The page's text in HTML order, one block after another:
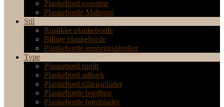
Plankebord rosentræ
Plankeborde Mahogni
Stil
Rustikke plankeborde
Billige plankeborde
Plankeborde genbrugsplanker
Type
Plankebord rundt
Plankebord udtræk
Plankebord tillægsplader
Plankeborde bordben
Plankeborde bordplader